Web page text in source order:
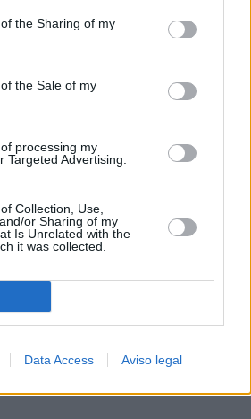
pero usted tiene el derecho de
Sus preferencias se aplicarán
de nuevo en este sitio web o
de privacidad.
the Sharing of my
the Sale of my
processing my
Targeted Advertising.
Collection, Use,
or Sharing of my
Is Unrelated with the
it was collected.
Data Access Aviso legal